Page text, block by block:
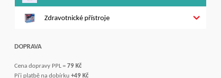
Zdravotnické přístroje
DOPRAVA
Cena dopravy PPL =79 Kč
Při platbě na dobírku +49 Kč